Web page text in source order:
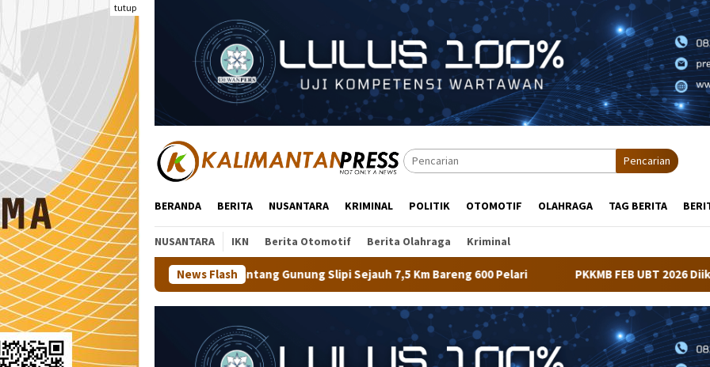
tutup
Pencarian
BERANDA BERITA NUSANTARA KRIMINAL POLITIK OTOMOTIF OLAHRAGA TAG BERITA
NUSANTARA IKN Berita Otomotif Berita Olahraga Kriminal
News Flash
Jajal Trek Menantang Gunung Slipi Sejauh 7,5 Km Bareng 600 Pelari PKKMB FEB UBT 2026 Diikuti 348 Mahasiswa,